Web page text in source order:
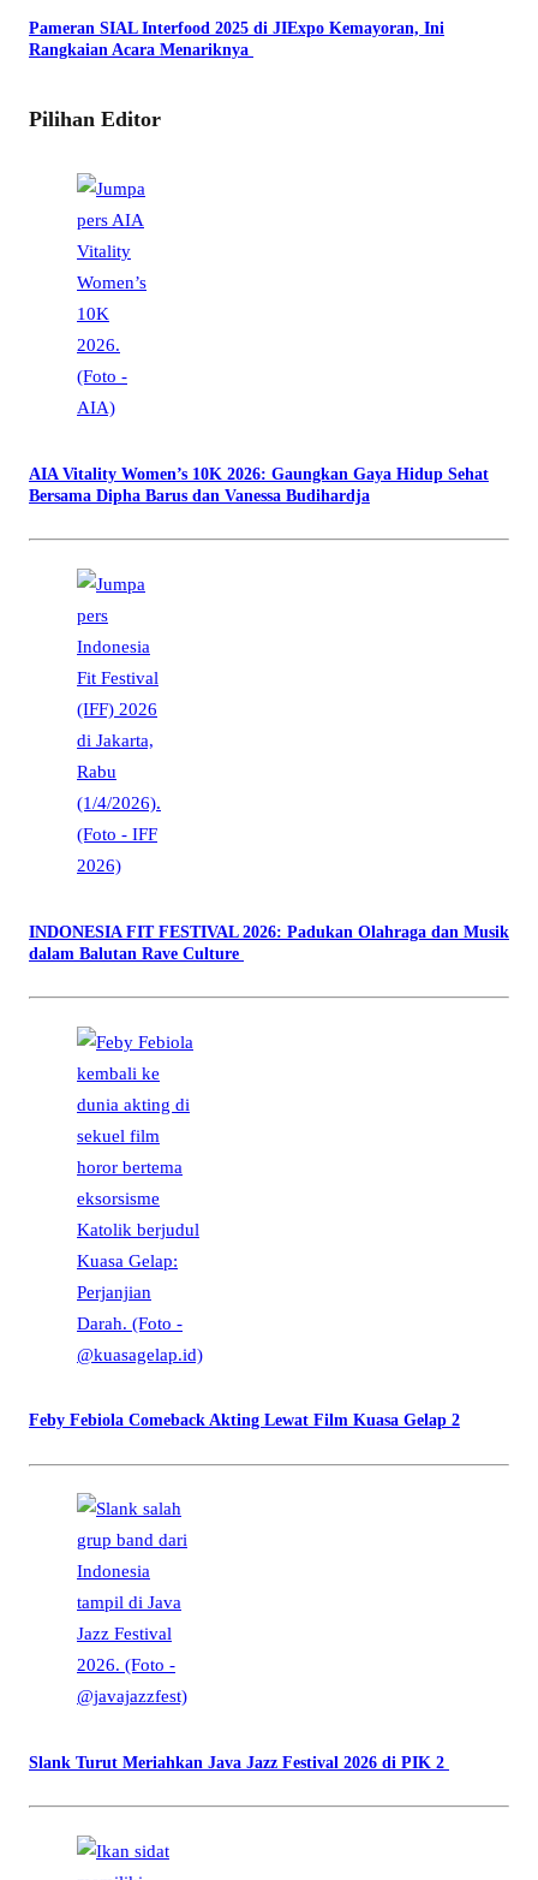
Pameran SIAL Interfood 2025 di JIExpo Kemayoran, Ini
Rangkaian Acara Menariknya
Pilihan Editor
AIA Vitality Women’s 10K 2026: Gaungkan Gaya Hidup Sehat
Bersama Dipha Barus dan Vanessa Budihardja
INDONESIA FIT FESTIVAL 2026: Padukan Olahraga dan Musik
dalam Balutan Rave Culture
Feby Febiola Comeback Akting Lewat Film Kuasa Gelap 2
Slank Turut Meriahkan Java Jazz Festival 2026 di PIK 2